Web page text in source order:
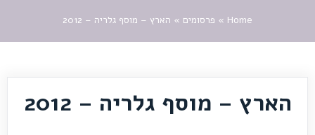
Home
» פרסומים » הארץ – מוסף גלריה – 2012
הארץ – מוסף גלריה – 2012